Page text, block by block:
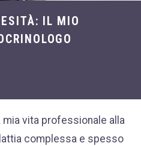
Dietologia
Disturbi dell'età
femminile
News
Problemi sessualità
maschile
IL MIO
mia vita professionale alla
complessa e spesso